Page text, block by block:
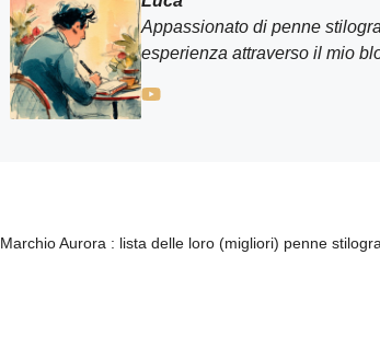
Appassionato di penne
esperienza attraverso il mio
Marchio Aurora : lista delle loro (migliori) penne